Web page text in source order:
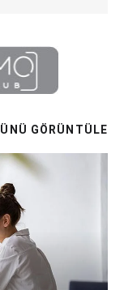
GÖRÜNTÜLE